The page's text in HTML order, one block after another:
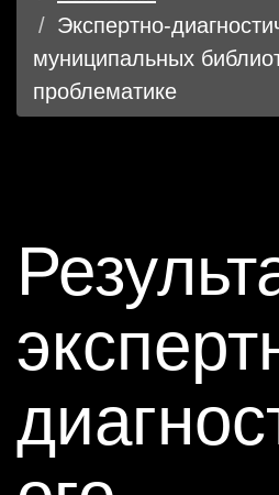
Экспертно-
муниципальных
проблематике